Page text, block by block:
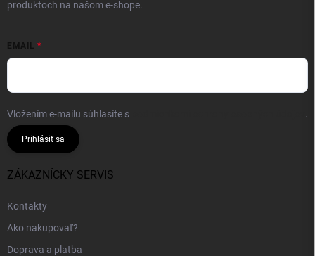
produktoch na našom e-shope.
EMAIL
Vložením e-mailu súhlasíte s .
Prihlásiť sa
ZÁKAZNÍCKY SERVIS
Kontakty
Ako nakupovať?
Doprava a platba